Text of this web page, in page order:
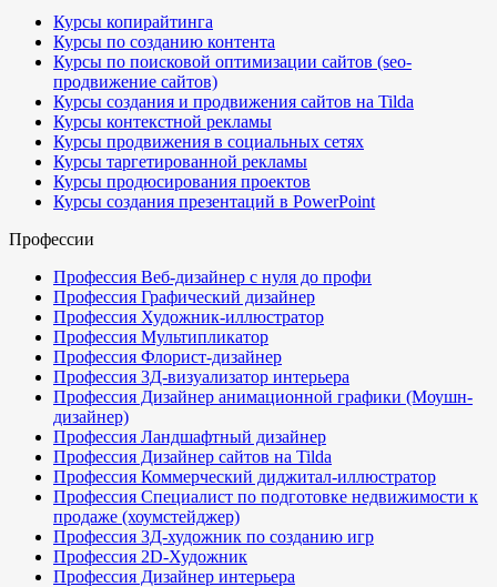
Курсы копирайтинга
Курсы по созданию контента
Курсы по поисковой оптимизации сайтов (seo-
продвижение сайтов)
Курсы создания и продвижения сайтов на Tilda
Курсы контекстной рекламы
Курсы продвижения в социальных сетях
Курсы таргетированной рекламы
Курсы продюсирования проектов
Курсы создания презентаций в PowerPoint
Профессии
Профессия Веб-дизайнер с нуля до профи
Профессия Графический дизайнер
Профессия Художник-иллюстратор
Профессия Мультипликатор
Профессия Флорист-дизайнер
Профессия 3Д-визуализатор интерьера
Профессия Дизайнер анимационной графики (Моушн-
дизайнер)
Профессия Ландшафтный дизайнер
Профессия Дизайнер сайтов на Tilda
Профессия Коммерческий диджитал-иллюстратор
Профессия Специалист по подготовке недвижимости к
продаже (хоумстейджер)
Профессия 3Д-художник по созданию игр
Профессия 2D-Художник
Профессия Дизайнер интерьера